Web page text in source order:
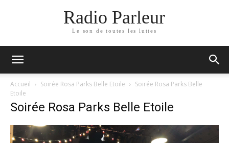
Radio Parleur
Le son de toutes les luttes
Accueil Soirée Rosa Parks Belle Etoile
Soirée Rosa Parks Belle
Etoile
Soirée Rosa Parks Belle Etoile